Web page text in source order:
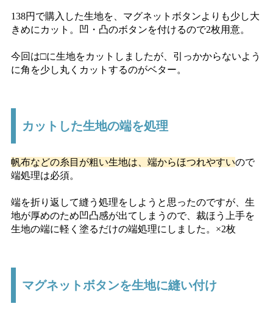
138円で購入した生地を、マグネットボタンよりも少し大
きめにカット。凹・凸のボタンを付けるので2枚用意。
今回は□に生地をカットしましたが、引っかからないよう
に角を少し丸くカットするのがベター。
カットした生地の端を処理
帆布などの糸目が粗い生地は、端からほつれやすいので
端処理は必須。
端を折り返して縫う処理をしようと思ったのですが、生
地が厚めのため凹凸感が出てしまうので、裁ほう上手を
生地の端に軽く塗るだけの端処理にしました。×2枚
マグネットボタンを生地に縫い付け